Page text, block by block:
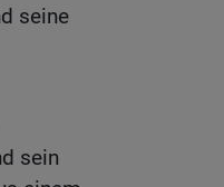
seine
sein